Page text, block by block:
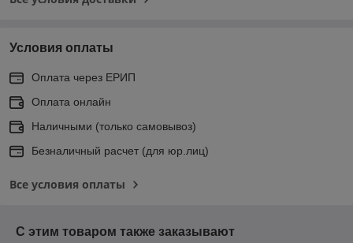
Условия оплаты
Оплата через ЕРИП
Оплата онлайн
Наличными (только самовывоз)
Безналичный расчет (для юр.лиц)
Все условия оплаты
С этим товаром также заказывают